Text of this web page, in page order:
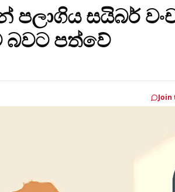
සයිබර්
බවට පත්වේ
Join